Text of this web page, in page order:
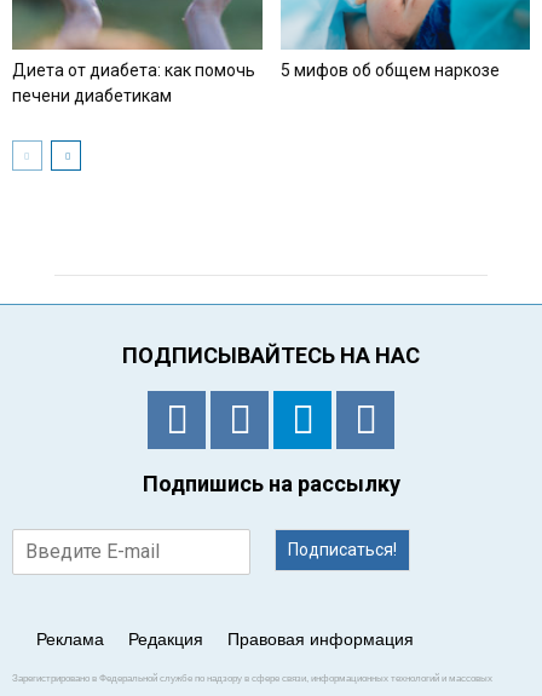
Диета от диабета: как помочь
печени диабетикам
5 мифов об общем наркозе
ПОДПИСЫВАЙТЕСЬ НА НАС
Подпишись на рассылку
Подписаться!
Реклама Редакция Правовая информация
Зарегистрировано в Федеральной службе по надзору в сфере связи, информационных технологий и массовых